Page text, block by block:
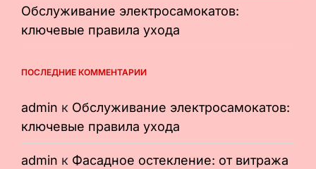
Обслуживание электросамокатов:
ключевые правила ухода
ПОСЛЕДНИЕ КОММЕНТАРИИ
admin к Обслуживание электросамокатов:
ключевые правила ухода
admin к Фасадное остекление: от витража